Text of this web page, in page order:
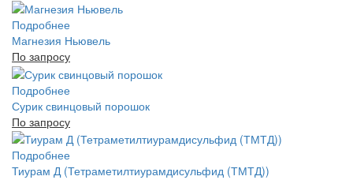
Подробнее
Магнезия Ньювель
По запросу
Подробнее
Сурик свинцовый порошок
По запросу
Подробнее
Тиурам Д (Тетраметилтиурамдисульфид (ТМТД))